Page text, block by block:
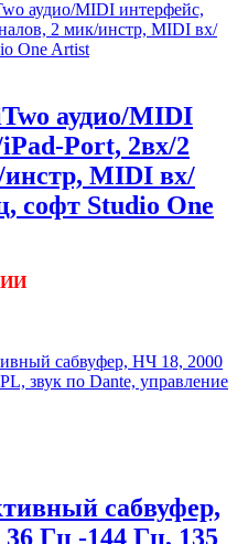
аудио/MIDI
Port, 2вх/2
MIDI вх/
софт Studio One
сабвуфер,
Гц -144 Гц, 135